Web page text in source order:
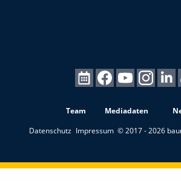
Team Mediadaten
Datenschutz Impressum © 2017 - 2026